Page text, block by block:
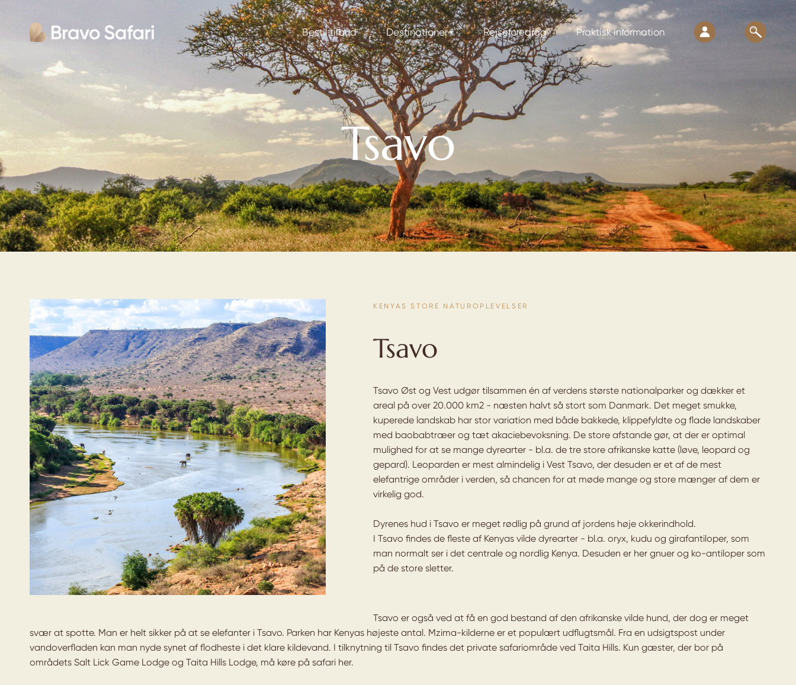
Bestil tilbud Destinationer Rejseforedrag Praktisk information
Tsavo
KENYAS STORE NATUROPLEVELSER
Tsavo
Tsavo Øst og Vest udgør tilsammen én af verdens største nationalparker og dækker et
areal på over 20.000 km2 - næsten halvt så stort som Danmark. Det meget smukke,
kuperede landskab har stor variation med både bakkede, klippefyldte og flade landskaber
med baobabtræer og tæt akaciebevoksning. De store afstande gør, at der er optimal
mulighed for at se mange dyrearter - bl.a. de tre store afrikanske katte (løve, leopard og
gepard). Leoparden er mest almindelig i Vest Tsavo, der desuden er et af de mest
elefantrige områder i verden, så chancen for at møde mange og store mænger af dem er
virkelig god.
Dyrenes hud i Tsavo er meget rødlig på grund af jordens høje okkerindhold.
I Tsavo findes de fleste af Kenyas vilde dyrearter - bl.a. oryx, kudu og girafantiloper, som
man normalt ser i det centrale og nordlig Kenya. Desuden er her gnuer og ko-antiloper som
på de store sletter.
Tsavo er også ved at få en god bestand af den afrikanske vilde hund, der dog er meget
svær at spotte. Man er helt sikker på at se elefanter i Tsavo. Parken har Kenyas højeste antal. Mzima-kilderne er et populært udflugtsmål. Fra en udsigtspost under
vandoverfladen kan man nyde synet af flodheste i det klare kildevand. I tilknytning til Tsavo findes det private safariområde ved Taita Hills. Kun gæster, der bor på
områdets Salt Lick Game Lodge og Taita Hills Lodge, må køre på safari her.